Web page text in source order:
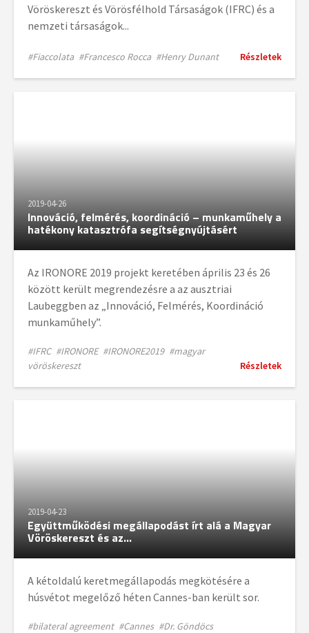
Vöröskereszt és Vörösfélhold Társaságok (IFRC) és a
nemzeti társaságok...
#Fiaccolata #Francesco Rocca #Henry Dunant Részletek
2019-04-26
Innováció, felmérés, koordináció – munkaműhely a
hatékony katasztrófa segítségnyújtásért
Az IRONORE 2019 projekt keretében április 23 és 26
között került megrendezésre a az ausztriai
Laubeggben az „Innováció, Felmérés, Koordináció
munkaműhely”.
#IFRC #IRONORE #IRONORE2019 #magyar
vöröskereszt
Részletek
2019-04-23
Együttműködési megállapodást írt alá a Magyar
Vöröskereszt és az...
A kétoldalú keretmegállapodás megkötésére a
húsvétot megelőző héten Cannes-ban került sor.
#bilateral agreement #Cannes #Dr. Göndöcs